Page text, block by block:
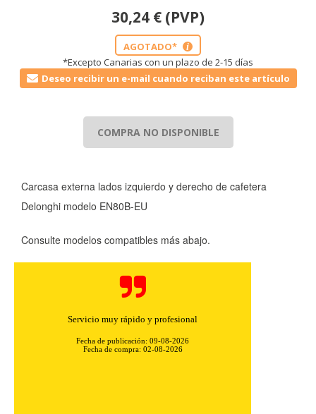
30,24 € (PVP)
AGOTADO* i
*Excepto Canarias con un plazo de 2-15 días
Deseo recibir un e-mail cuando reciban este artículo
COMPRA NO DISPONIBLE
Carcasa externa lados izquierdo y derecho de cafetera
Delonghi modelo EN80B-EU
Consulte modelos compatibles más abajo.
Servicio muy rápido y profesional
Fecha de publicación: 09-08-2026
Fecha de compra: 02-08-2026